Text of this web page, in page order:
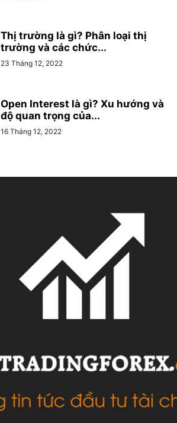
Thị trường là gì? Phân loại thị
trường và các chức...
23 Tháng 12, 2022
Open Interest là gì? Xu hướng và
độ quan trọng của...
16 Tháng 12, 2022